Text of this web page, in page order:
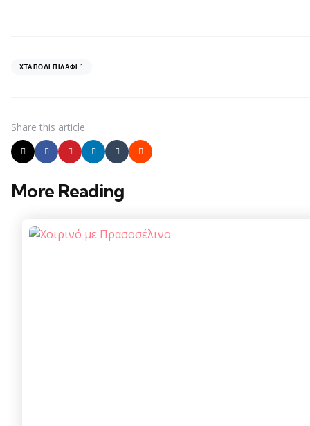
ΧΤΑΠΌΔΙ ΠΙΛΆΦΙ 1
Share this article
More Reading
Post